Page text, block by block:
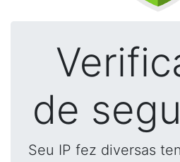
de
Seu IP fez diversas